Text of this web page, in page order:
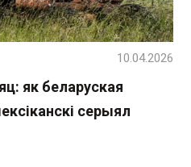
як беларуская
серыял
10.04.2026